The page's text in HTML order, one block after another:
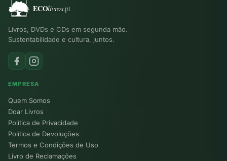
Livros, DVDs e CDs em segunda mão.
Sustentabilidade e cultura, juntos.
EMPRESA
Quem Somos
Doar Livros
Política de Privacidade
Política de Devoluções
Termos e Condições de Uso
Livro de Reclamações